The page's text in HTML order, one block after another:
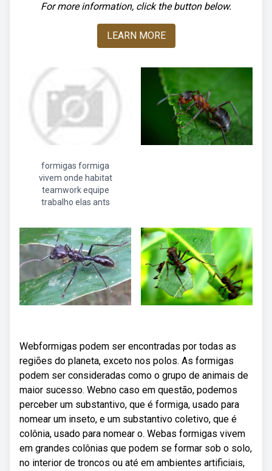
For more information, click the button below.
LEARN MORE
formigas formiga
vivem onde habitat
teamwork equipe
trabalho elas ants
Webformigas podem ser encontradas por todas as
regiões do planeta, exceto nos polos. As formigas
podem ser consideradas como o grupo de animais de
maior sucesso. Webno caso em questão, podemos
perceber um substantivo, que é formiga, usado para
nomear um inseto, e um substantivo coletivo, que é
colônia, usado para nomear o. Webas formigas vivem
em grandes colônias que podem se formar sob o solo,
no interior de troncos ou até em ambientes artificiais,